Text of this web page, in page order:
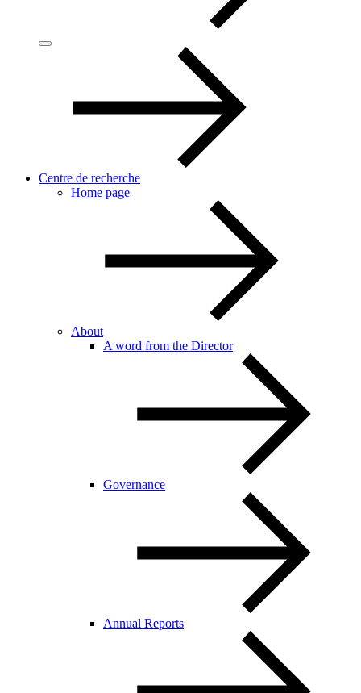
Centre de recherche
Home page
About
A word from the Director
Governance
Annual Reports